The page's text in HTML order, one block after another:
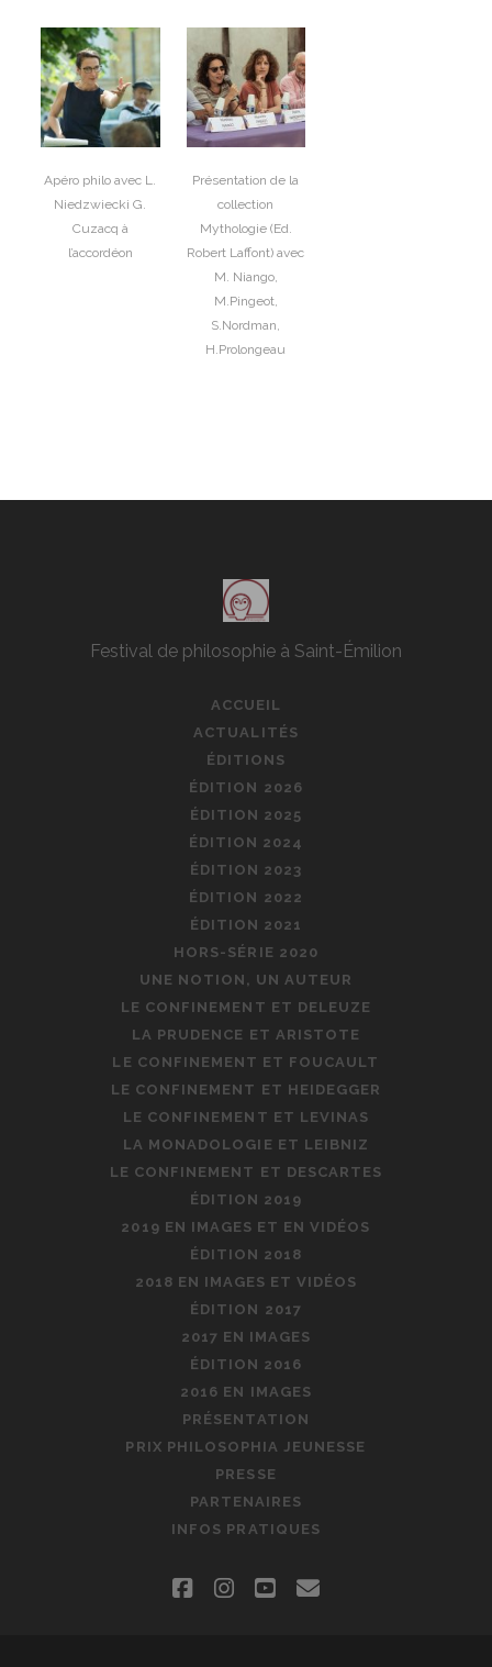
Apéro philo avec L.
Niedzwiecki G.
Cuzacq à
l’accordéon
Présentation de la
collection
Mythologie (Ed.
Robert Laffont) avec
M. Niango,
M.Pingeot,
S.Nordman,
H.Prolongeau
Festival de philosophie à Saint-Émilion
ACCUEIL
ACTUALITÉS
ÉDITIONS
ÉDITION 2026
ÉDITION 2025
ÉDITION 2024
ÉDITION 2023
ÉDITION 2022
ÉDITION 2021
HORS-SÉRIE 2020
UNE NOTION, UN AUTEUR
LE CONFINEMENT ET DELEUZE
LA PRUDENCE ET ARISTOTE
LE CONFINEMENT ET FOUCAULT
LE CONFINEMENT ET HEIDEGGER
LE CONFINEMENT ET LEVINAS
LA MONADOLOGIE ET LEIBNIZ
LE CONFINEMENT ET DESCARTES
ÉDITION 2019
2019 EN IMAGES ET EN VIDÉOS
ÉDITION 2018
2018 EN IMAGES ET VIDÉOS
ÉDITION 2017
2017 EN IMAGES
ÉDITION 2016
2016 EN IMAGES
PRÉSENTATION
PRIX PHILOSOPHIA JEUNESSE
PRESSE
PARTENAIRES
INFOS PRATIQUES
facebookinstagram
youtube
email